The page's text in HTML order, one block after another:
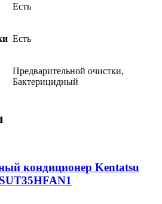
Есть
Есть
Предварительной очистки,
Бактерицидный
кондиционер Kentatsu